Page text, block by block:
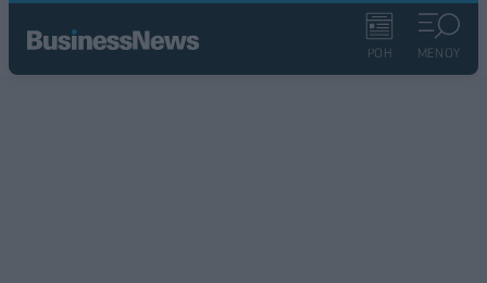
ΡΟΗ ΜΕΝΟΥ